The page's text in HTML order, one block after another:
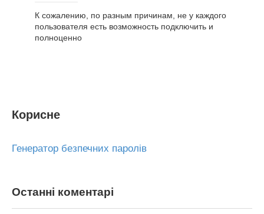
К сожалению, по разным причинам, не у каждого
пользователя есть возможность подключить и
полноценно
Корисне
Генератор безпечних паролів
Останні коментарі